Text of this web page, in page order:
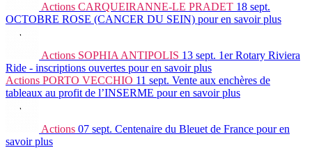
Actions CARQUEIRANNE-LE PRADET 18 sept.
OCTOBRE ROSE (CANCER DU SEIN) pour en savoir plus
Actions SOPHIA ANTIPOLIS 13 sept. 1er Rotary Riviera
Ride - inscriptions ouvertes pour en savoir plus
Actions PORTO VECCHIO 11 sept. Vente aux enchères de
tableaux au profit de l’INSERME pour en savoir plus
Actions 07 sept. Centenaire du Bleuet de France pour en
savoir plus